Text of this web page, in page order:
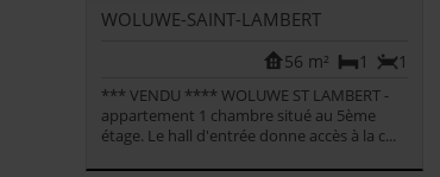
WOLUWE-SAINT-LAMBERT
1
1
56 m²
*** VENDU **** WOLUWE ST LAMBERT -
appartement 1 chambre situé au 5ème
étage. Le hall d'entrée donne accès à la c...